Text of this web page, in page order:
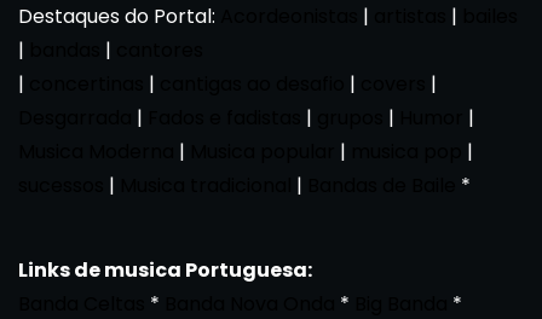
Destaques do Portal: | |
|
|
|
| |
|
| | |
|
| |
|
| | *
Links de musica Portuguesa:
* *
*